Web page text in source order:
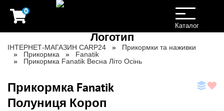
0
Toggle
navigation
Каталог
ІНТЕРНЕТ-МАГАЗИН CARP24
Прикормки та наживки
Прикормка
Fanatik
Прикормка Fanatik Весна Літо Осінь
Прикормка Fanatik
Полуниця Короп